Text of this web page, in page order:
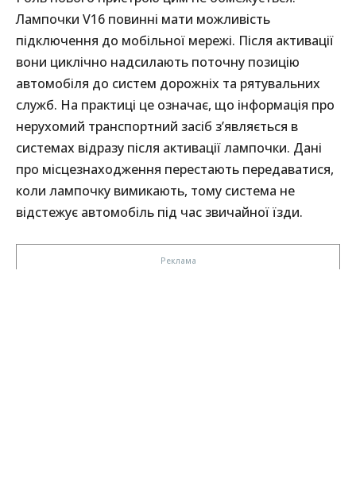
Лампочки V16 повинні мати можливість
підключення до мобільної мережі. Після активації
вони циклічно надсилають поточну позицію
автомобіля до систем дорожніх та рятувальних
служб. На практиці це означає, що інформація про
нерухомий транспортний засіб з’являється в
системах відразу після активації лампочки. Дані
про місцезнаходження перестають передаватися,
коли лампочку вимикають, тому система не
відстежує автомобіль під час звичайної їзди.